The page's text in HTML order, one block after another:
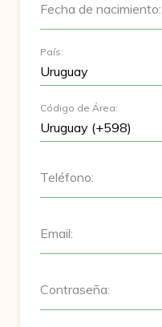
Fecha de nacimiento:
País:
Código de Área:
Teléfono:
Email:
Contraseña: